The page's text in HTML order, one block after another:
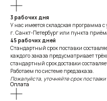
3 рабочих дня
У нас имеется складская программа
г. Санкт-Петербург или пункта
45 рабочих дней
Стандартный срок поставки
каждого заказа предусматривает
стандартный срок доставки
Работаем по системе предзаказа.
Пожалуйста, уточняйте срок
Оплата